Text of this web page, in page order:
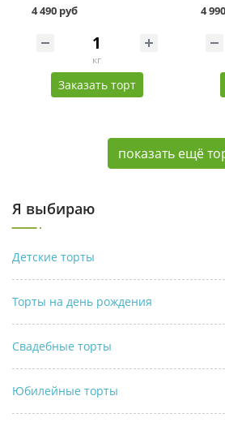
4 490 руб
кг
Заказать торт
4
показать ещё
Я выбираю
Детские торты
Торты на день рождения
Свадебные торты
Юбилейные торты